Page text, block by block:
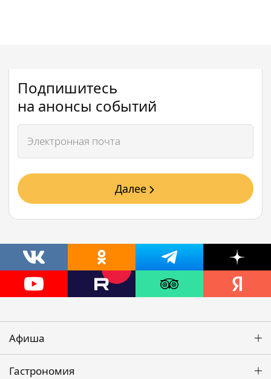
Подпишитесь
на анонсы событий
Далее
Афиша
Гастрономия